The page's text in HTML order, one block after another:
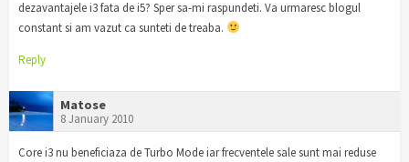
dezavantajele i3 fata de i5? Sper sa-mi raspundeti. Va urmaresc blogul
constant si am vazut ca sunteti de treaba.
Reply
Matose
8 January 2010
Core i3 nu beneficiaza de Turbo Mode iar frecventele sale sunt mai reduse